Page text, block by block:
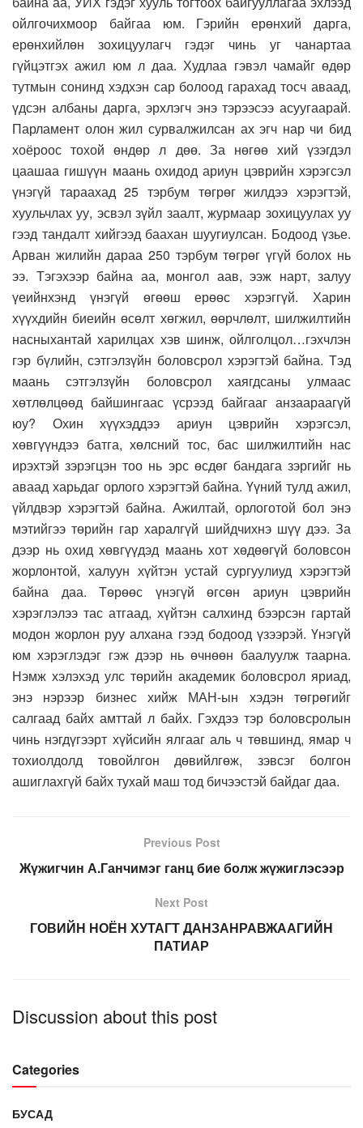
ойлгочихмоор байгаа юм. Гэрийн ерөнхий дарга,
ерөнхийлөн зохицуулагч гэдэг чинь уг чанартаа
гүйцэтгэх ажил юм л даа. Худлаа гэвэл чамайг өдөр
тутмын сонинд хэдхэн сар болоод гарахад тосч аваад,
үдсэн албаны дарга, эрхлэгч энэ тэрээсээ асуугаарай.
Парламент олон жил сурвалжилсан ах эгч нар чи бид
хоёроос тохой өндөр л дөө. За нөгөө хий үзэгдэл
цаашаа гишүүн маань охидод ариун цэврийн хэрэгсэл
үнэгүй тараахад 25 тэрбум төгрөг жилдээ хэрэгтэй,
хуульчлах уу, эсвэл зүйл заалт, журмаар зохицуулах уу
гээд тандалт хийгээд баахан шуугиулсан. Бодоод үзье.
Арван жилийн дараа 250 тэрбум төгрөг үгүй болох нь
ээ. Тэгэхээр байна аа, монгол аав, ээж нарт, залуу
үеийнхэнд үнэгүй өгөөш ерөөс хэрэггүй. Харин
хүүхдийн биеийн өсөлт хөгжил, өөрчлөлт, шилжилтийн
насныхантай харилцах хэв шинж, ойлголцол…гэхчлэн
гэр бүлийн, сэтгэлзүйн боловсрол хэрэгтэй байна. Тэд
маань сэтгэлзүйн боловсрол хаягдсаны улмаас
хөтлөлцөөд байшингаас үсрээд байгааг анзаараагүй
юу? Охин хүүхэддээ ариун цэврийн хэрэгсэл,
хөвгүүндээ батга, хөлсний тос, бас шилжилтийн нас
ирэхтэй зэрэгцэн тоо нь эрс өсдөг бандага зэргийг нь
аваад харьдаг орлого хэрэгтэй байна. Үүний тулд ажил,
үйлдвэр хэрэгтэй байна. Ажилтай, орлоготой бол энэ
мэтийгээ төрийн гар харалгүй шийдчихнэ шүү дээ. За
дээр нь охид хөвгүүдэд маань хот хөдөөгүй боловсон
жорлонтой, халуун хүйтэн устай сургуулиуд хэрэгтэй
байна даа. Төрөөс үнэгүй өгсөн ариун цэврийн
хэрэглэлээ тас атгаад, хүйтэн салхинд бээрсэн гартай
модон жорлон руу алхана гээд бодоод үзээрэй. Үнэгүй
юм хэрэглэдэг гэж дээр нь өчнөөн баалуулж таарна.
Нэмж хэлэхэд улс төрийн академик боловсрол яриад,
энэ нэрээр бизнес хийж МАН-ын хэдэн төгрөгийг
салгаад байх амттай л байх. Гэхдээ тэр боловсролын
чинь нэгдүгээрт хүйсийн ялгааг аль ч төвшинд, ямар ч
тохиолдолд товойлгон дөвийлгөж, зэвсэг болгон
ашиглахгүй байх тухай маш тод бичээстэй байдаг даа.
Previous Post
Жүжигчин А.Ганчимэг ганц бие болж жүжиглэсээр
Next Post
ГОВИЙН НОЁН ХУТАГТ ДАНЗАНРАВЖААГИЙН
ПАТИАР
Discussion about this post
Categories
БУСАД